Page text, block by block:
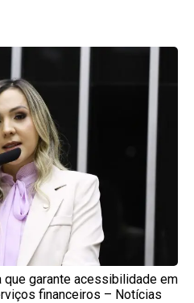
garante acessibilidade em
financeiros – Notícias
Page